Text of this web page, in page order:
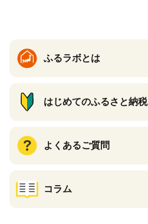
ふるラボとは
はじめてのふるさと納税
よくあるご質問
コラム